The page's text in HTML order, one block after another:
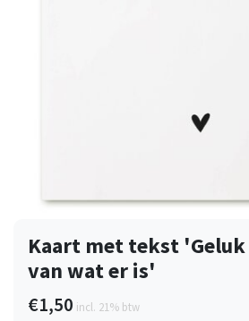
Kaart met tekst
van wat er is'
€1,50 incl. 21% btw